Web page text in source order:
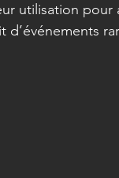
utilisation pour
d’événements